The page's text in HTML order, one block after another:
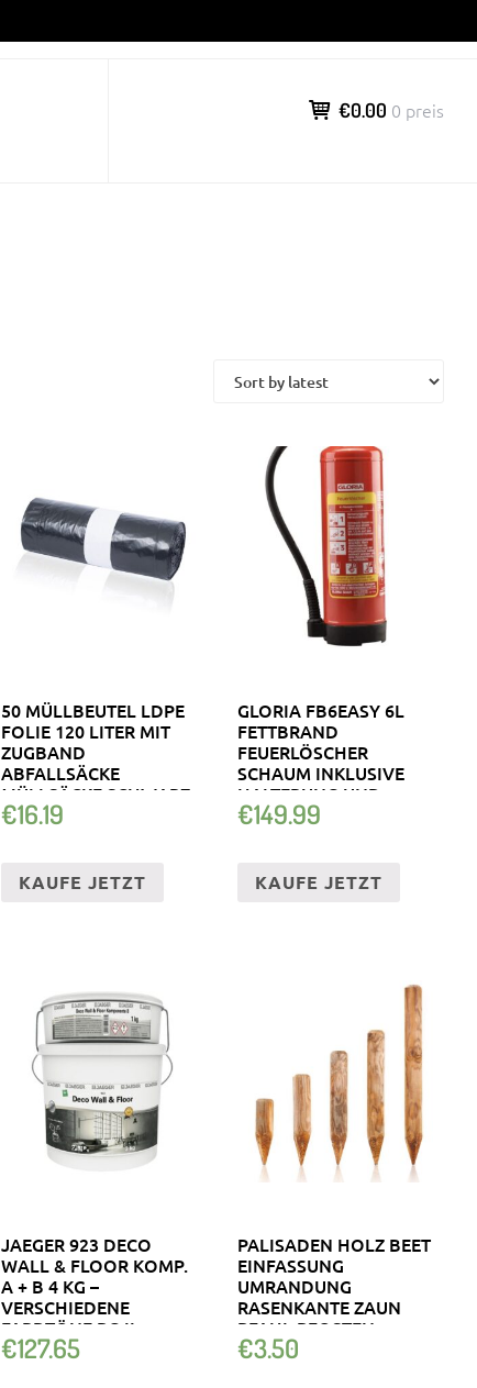
€0.00 0 preis
50 MÜLLBEUTEL LDPE
FOLIE 120 LITER MIT
ZUGBAND
ABFALLSÄCKE
MÜLLSÄCKE SCHWARZ
€16.19
KAUFE JETZT
GLORIA FB6EASY 6L
FETTBRAND
FEUERLÖSCHER
SCHAUM INKLUSIVE
HALTERUNG UND
PLAKETTE
€149.99
KAUFE JETZT
JAEGER 923 DECO
WALL & FLOOR KOMP.
A + B 4 KG –
VERSCHIEDENE
FARBTÖNE PG II
€127.65
PALISADEN HOLZ BEET
EINFASSUNG
UMRANDUNG
RASENKANTE ZAUN
PFAHL PFOSTEN
GARTEN
€3.50